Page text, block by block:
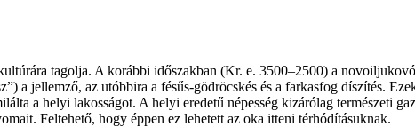
tagolja. A korábbi időszakban (Kr. e. 3500–2500) a
a jellemző, az utóbbira a fésűs-gödröcskés és a farkasfog díszítés.
a helyi lakosságot. A helyi eredetű népesség kizárólag természeti
­Fel­tehető, hogy éppen ez lehetett az oka itteni térhódításuknak.